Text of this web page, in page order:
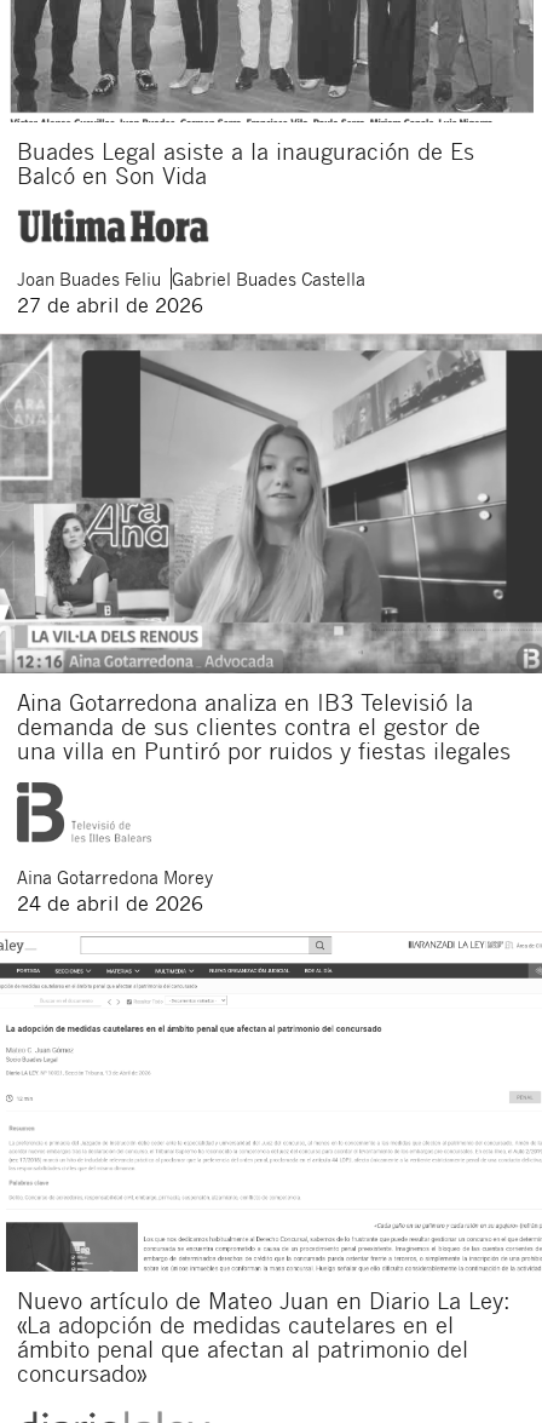
Buades Legal asiste a la inauguración de Es
Balcó en Son Vida
Joan Buades Feliu Gabriel Buades Castella
27 de abril de 2026
Aina Gotarredona analiza en IB3 Televisió la
demanda de sus clientes contra el gestor de
una villa en Puntiró por ruidos y fiestas ilegales
Aina Gotarredona Morey
24 de abril de 2026
Nuevo artículo de Mateo Juan en Diario La Ley:
«La adopción de medidas cautelares en el
ámbito penal que afectan al patrimonio del
concursado»